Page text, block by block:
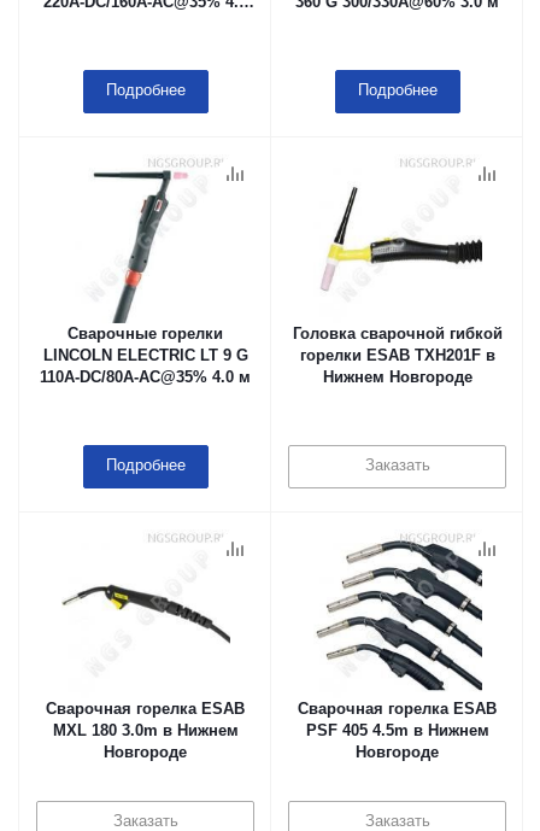
Подробнее Подробнее
Сварочные горелки
LINCOLN ELECTRIC LT 9 G
110A-DC/80A-AC@35% 4.0 м
Подробнее
Головка сварочной гибкой
горелки ESAB TXH201F в
Нижнем Новгороде
Заказать
Сварочная горелка ESAB
MXL 180 3.0m в Нижнем
Новгороде
Заказать
Сварочная горелка ESAB
PSF 405 4.5m в Нижнем
Новгороде
Заказать